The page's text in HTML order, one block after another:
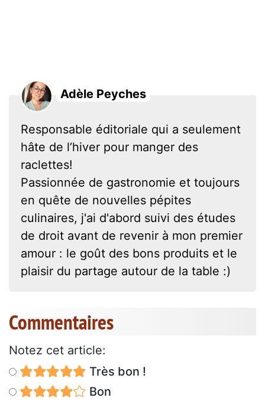
Adèle Peyches
Responsable éditoriale qui a seulement
hâte de l’hiver pour manger des
raclettes!
Passionnée de gastronomie et toujours
en quête de nouvelles pépites
culinaires, j'ai d'abord suivi des études
de droit avant de revenir à mon premier
amour : le goût des bons produits et le
plaisir du partage autour de la table :)
Commentaires
Notez cet article:
Très bon !
Bon